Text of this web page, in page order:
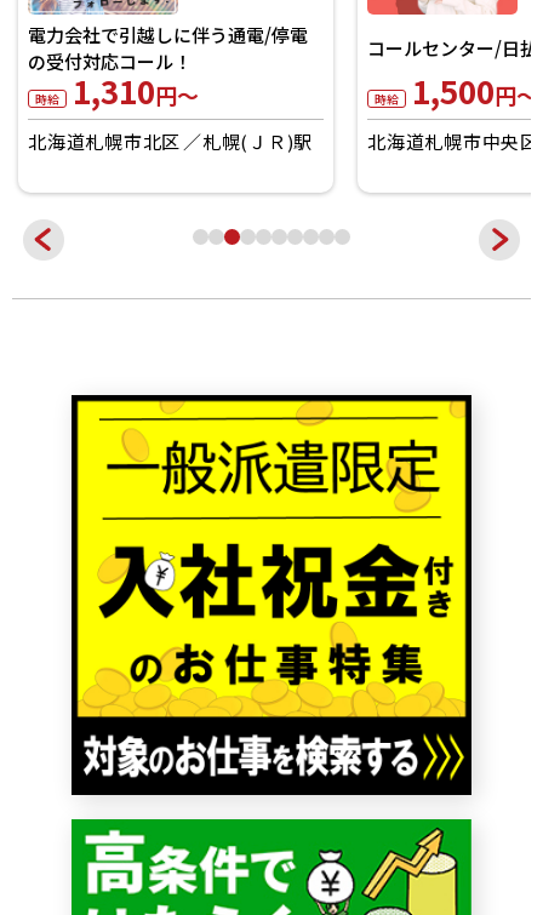
電力会社で引越しに伴う通電/停電
の受付対応コール！
時給 1,310円～
北海道札幌市北区 札幌(ＪＲ)駅
コールセンター/日
時給 1,500円～
北海道札幌市中央区